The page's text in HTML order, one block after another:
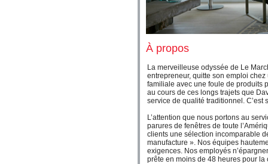
À propos
La merveilleuse odyssée de Le
entrepreneur, quitte son emploi
familiale avec une foule de produits
au cours de ces longs trajets que
service de qualité traditionnel. C’est
L’attention que nous portons au
parures de fenêtres de toute
clients une sélection incomparable
manufacture ». Nos équipes
exigences. Nos employés
prête en moins de 48 heures pour la